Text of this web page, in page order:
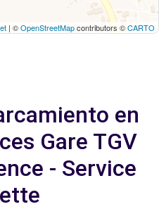
| ©OpenStreetMapcontributors ©CARTO
en
Gare TGV
- Service